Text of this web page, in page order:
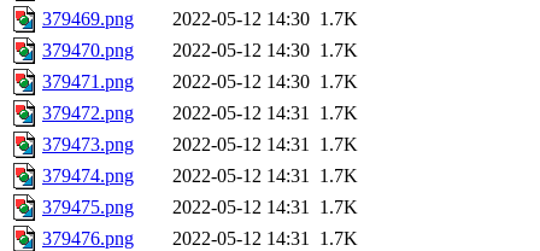
379469.png
2022-05-12 14:30 1.7K
379470.png
2022-05-12 14:30 1.7K
379471.png
2022-05-12 14:30 1.7K
379472.png
2022-05-12 14:31 1.7K
379473.png
2022-05-12 14:31 1.7K
379474.png
2022-05-12 14:31 1.7K
379475.png
2022-05-12 14:31 1.7K
379476.png
2022-05-12 14:31 1.7K